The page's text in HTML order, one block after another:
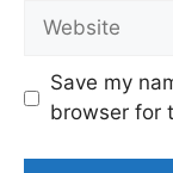
Website
Save my
browser for